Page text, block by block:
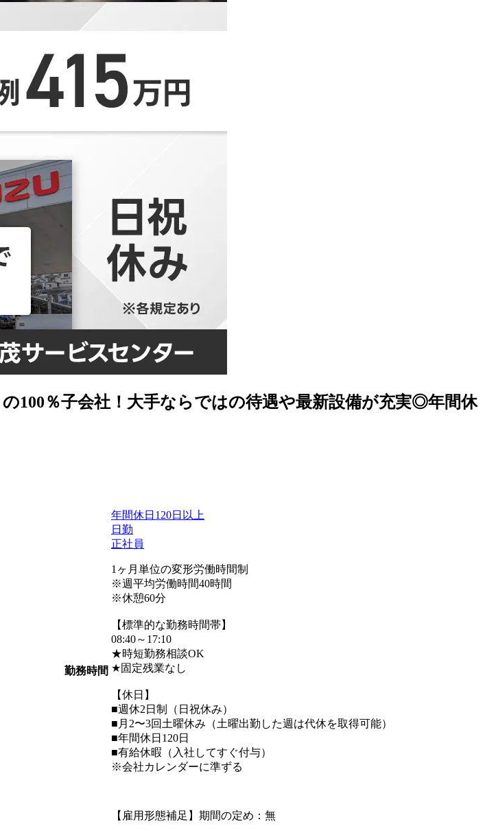
100％子会社！大手ならではの待遇や最新設備が充実◎年間休
勤務時間
年間休日120日以上
日勤
正社員
1ヶ月単位の変形労働時間制
※週平均労働時間40時間
※休憩60分
【標準的な勤務時間帯】
08:40～17:10
★時短勤務相談OK
★固定残業なし
【休日】
■週休2日制（日祝休み）
■月2〜3回土曜休み（土曜出勤した週は代休を取得可能）
■年間休日120日
■有給休暇（入社してすぐ付与）
※会社カレンダーに準ずる
【雇用形態補足】期間の定め：無